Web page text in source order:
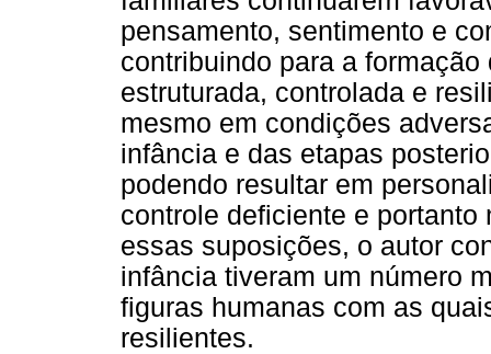
pensamento, sentimento e
contribuindo para a
estruturada, controlada e
mesmo em condições
infância e das etapas
podendo resultar em
controle deficiente e
essas suposições, o autor
infância tiveram um número
figuras humanas com as
resilientes.